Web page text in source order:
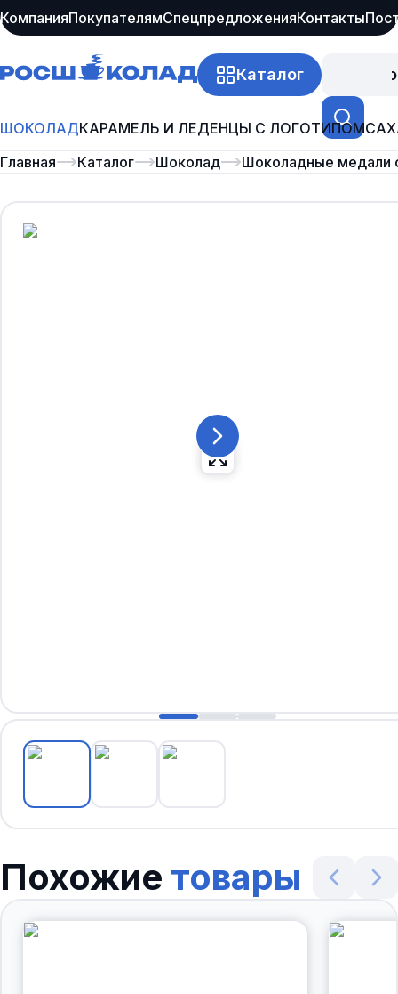
КомпанияПокупателямСпецпредложенияКонтакты
Каталог
ШОКОЛАДКАРАМЕЛЬ И ЛЕДЕНЦЫ С ЛОГОТИПОМ
Главная
Каталог Шоколад Шоколадные медали
Похожие товары